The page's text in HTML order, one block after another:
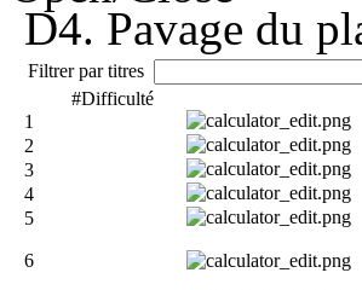
D4. Pavage du
Filtrer par titres
#Difficulté
1
2
3
4
5
6